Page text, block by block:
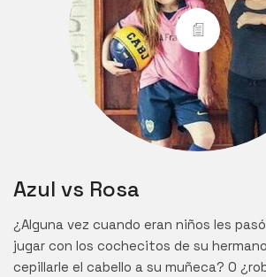
Azul vs Rosa
¿Alguna vez cuando eran niños les
jugar con los cochecitos de su
cepillarle el cabello a su muñeca? O